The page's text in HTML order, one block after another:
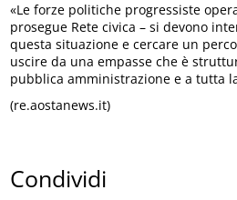
«Le forze politiche progressiste
prosegue Rete civica – si devono
questa situazione e cercare un
uscire da una empasse che è
pubblica amministrazione e a tutta
(re.aostanews.it)
Condividi